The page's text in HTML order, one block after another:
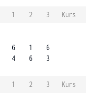
1 2 3
Kurs
6
4
1
6
6
3
1 2 3
Kurs